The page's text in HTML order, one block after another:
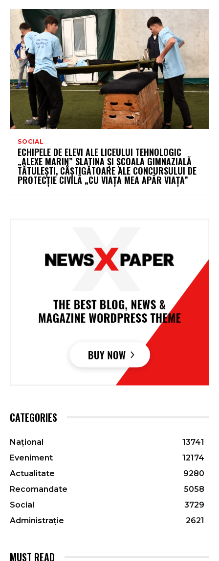
SOCIAL
ECHIPELE DE ELEVI ALE LICEULUI TEHNOLOGIC
„ALEXE MARIN” SLATINA ȘI ȘCOALA GIMNAZIALĂ
TĂTULEȘTI, CÂȘTIGĂTOARE ALE CONCURSULUI DE
PROTECȚIE CIVILĂ „CU VIAȚA MEA APĂR VIAȚA”
CATEGORIES
Național
13741
Eveniment
12174
Actualitate
9280
Recomandate
5058
Social
3729
Administrație
2621
MUST READ